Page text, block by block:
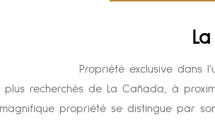
Propriété exclusive dans
plus recherchés de La Cañada, à
propriété se distingue par